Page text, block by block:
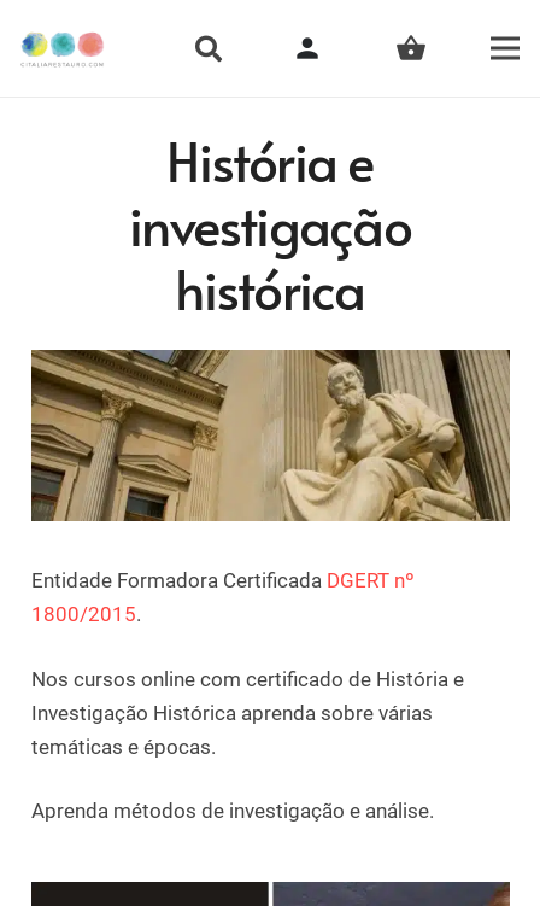
person shopping_basket
História e
investigação
histórica
Entidade Formadora Certificada DGERT nº
1800/2015.
Nos cursos online com certificado de História e
Investigação Histórica aprenda sobre várias
temáticas e épocas.
Aprenda métodos de investigação e análise.